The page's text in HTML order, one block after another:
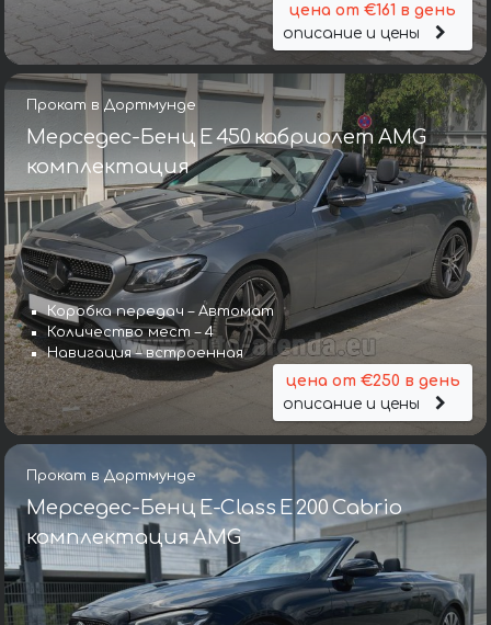
цена от €161 в день
описание и цены
Прокат в Дортмунде
Мерседес-Бенц E 450 кабриолет AMG
комплектация
Коробка передач – Автомат
Количество мест – 4
Навигация – встроенная
цена от €250 в день
описание и цены
Прокат в Дортмунде
Мерседес-Бенц E-Class E 200 Cabrio
комплектация AMG